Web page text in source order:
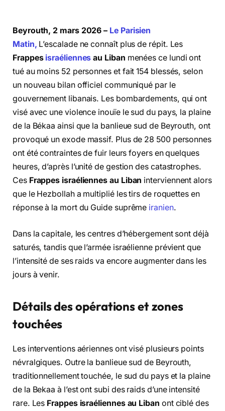
Beyrouth, 2 mars 2026 – Le Parisien
Matin, L’escalade ne connaît plus de répit. Les
Frappes israéliennes au Liban menées ce lundi ont
tué au moins 52 personnes et fait 154 blessés, selon
un nouveau bilan officiel communiqué par le
gouvernement libanais. Les bombardements, qui ont
visé avec une violence inouïe le sud du pays, la plaine
de la Békaa ainsi que la banlieue sud de Beyrouth, ont
provoqué un exode massif. Plus de 28 500 personnes
ont été contraintes de fuir leurs foyers en quelques
heures, d’après l’unité de gestion des catastrophes.
Ces Frappes israéliennes au Liban interviennent alors
que le Hezbollah a multiplié les tirs de roquettes en
réponse à la mort du Guide suprême iranien.
Dans la capitale, les centres d’hébergement sont déjà
saturés, tandis que l’armée israélienne prévient que
l’intensité de ses raids va encore augmenter dans les
jours à venir.
Détails des opérations et zones
touchées
Les interventions aériennes ont visé plusieurs points
névralgiques. Outre la banlieue sud de Beyrouth,
traditionnellement touchée, le sud du pays et la plaine
de la Bekaa à l’est ont subi des raids d’une intensité
rare. Les Frappes israéliennes au Liban ont ciblé des